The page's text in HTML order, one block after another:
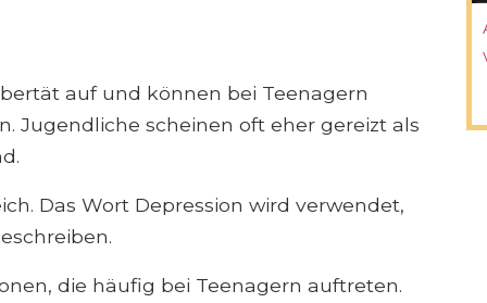
auf und können bei Teenagern
Jugendliche scheinen oft eher gereizt als
Das Wort Depression wird verwendet,
die häufig bei Teenagern auftreten.